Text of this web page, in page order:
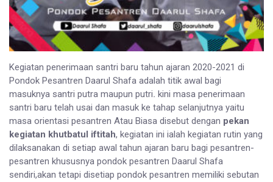
Kegiatan penerimaan santri baru tahun ajaran 2020-2021 di
Pondok Pesantren Daarul Shafa adalah titik awal bagi
masuknya santri putra maupun putri. kini masa penerimaan
santri baru telah usai dan masuk ke tahap selanjutnya yaitu
masa orientasi pesantren Atau Biasa disebut dengan pekan
kegiatan khutbatul iftitah, kegiatan ini ialah kegiatan rutin yang
dilaksanakan di setiap awal tahun ajaran baru bagi pesantren-
pesantren khususnya pondok pesantren Daarul Shafa
sendiri,akan tetapi disetiap pondok pesantren memiliki sebutan